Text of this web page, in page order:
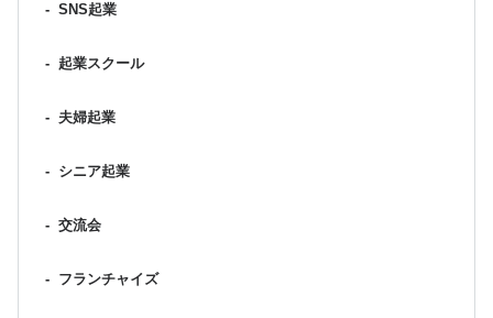
- SNS起業
- 起業スクール
- 夫婦起業
- シニア起業
- 交流会
- フランチャイズ